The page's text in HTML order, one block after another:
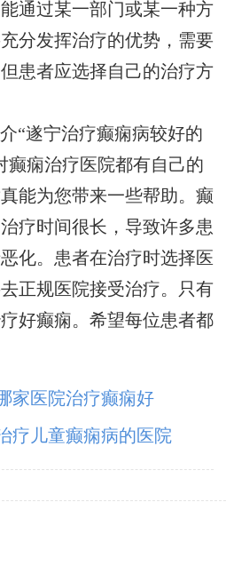
通过某一部门或某一种方
分发挥治疗的优势，需要
患者应选择自己的治疗方
“遂宁治疗癫痫病较好的
癫痫治疗医院都有自己的
能为您带来一些帮助。癫
疗时间很长，导致许多患
化。患者在治疗时选择医
正规医院接受治疗。只有
好癫痫。希望每位患者都
家医院治疗癫痫好
疗儿童癫痫病的医院